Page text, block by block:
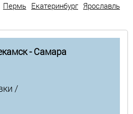
Пермь Екатеринбург Ярославль
- Самара
/